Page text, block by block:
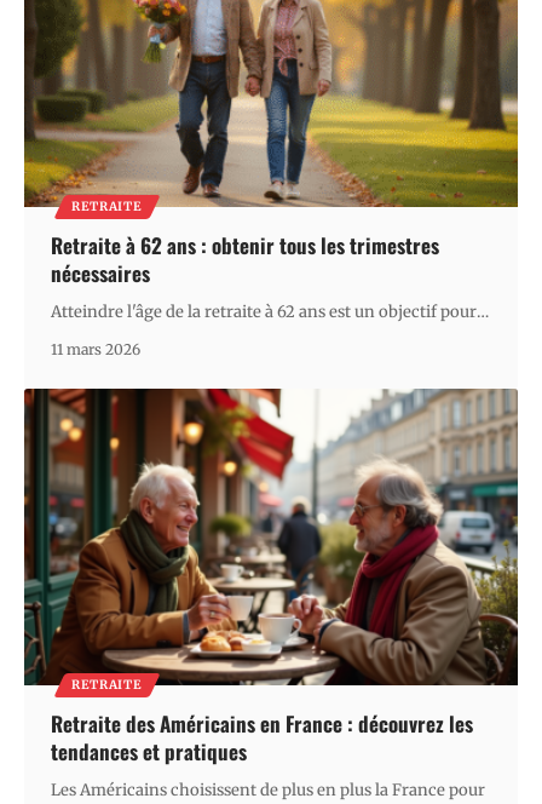
RETRAITE
Retraite à 62 ans : obtenir tous les trimestres
nécessaires
Atteindre l'âge de la retraite à 62 ans est un objectif pour…
11 mars 2026
RETRAITE
Retraite des Américains en France : découvrez les
tendances et pratiques
Les Américains choisissent de plus en plus la France pour